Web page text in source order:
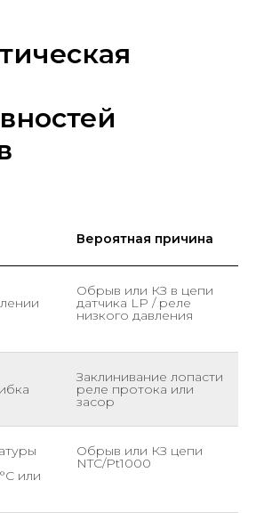
Вероятная причина
Обрыв или КЗ в цепи
датчика LP / реле
низкого давления
Заклинивание лопасти
реле протока или
засор
или
Обрыв или КЗ цепи
NTC/Pt1000